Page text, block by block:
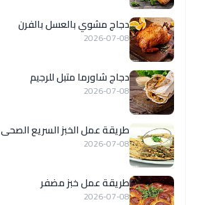
دجاج مشوي بالعسل بالفرن
2026-07-08
دجاج شاورما متبل للرجيم
2026-07-08
طريقة عمل الخبز السريع الصحى
2026-07-08
طريقة عمل خبز مضفر
2026-07-08